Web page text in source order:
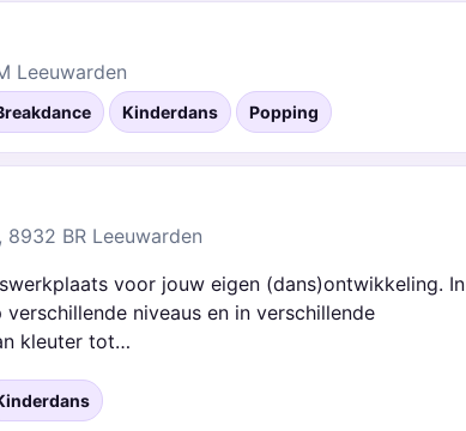
Leeuwarden
Kinderdans Popping
BR Leeuwarden
voor jouw eigen (dans)ontwikkeling. In
niveaus en in verschillende
kleuter tot…